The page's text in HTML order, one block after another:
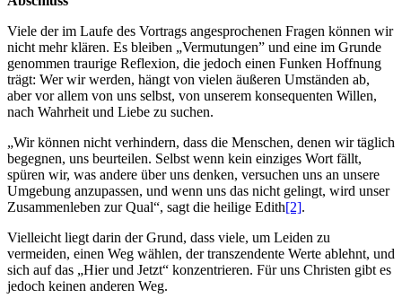
Viele der im Laufe des Vortrags angesprochenen Fragen können wir
nicht mehr klären. Es bleiben „Vermutungen” und eine im Grunde
genommen traurige Reflexion, die jedoch einen Funken Hoffnung
trägt: Wer wir werden, hängt von vielen äußeren Umständen ab,
aber vor allem von uns selbst, von unserem konsequenten Willen,
nach Wahrheit und Liebe zu suchen.
„Wir können nicht verhindern, dass die Menschen, denen wir täglich
begegnen, uns beurteilen. Selbst wenn kein einziges Wort fällt,
spüren wir, was andere über uns denken, versuchen uns an unsere
Umgebung anzupassen, und wenn uns das nicht gelingt, wird unser
Zusammenleben zur Qual“, sagt die heilige Edith[2].
Vielleicht liegt darin der Grund, dass viele, um Leiden zu
vermeiden, einen Weg wählen, der transzendente Werte ablehnt, und
sich auf das „Hier und Jetzt“ konzentrieren. Für uns Christen gibt es
jedoch keinen anderen Weg.